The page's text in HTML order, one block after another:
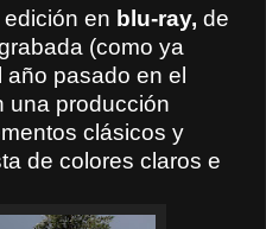
en blu-ray, de
(como ya
año pasado en el
una producción
clásicos y
de colores claros e